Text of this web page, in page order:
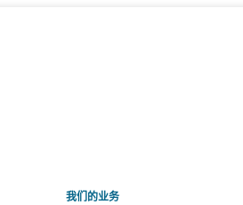
我们的业务